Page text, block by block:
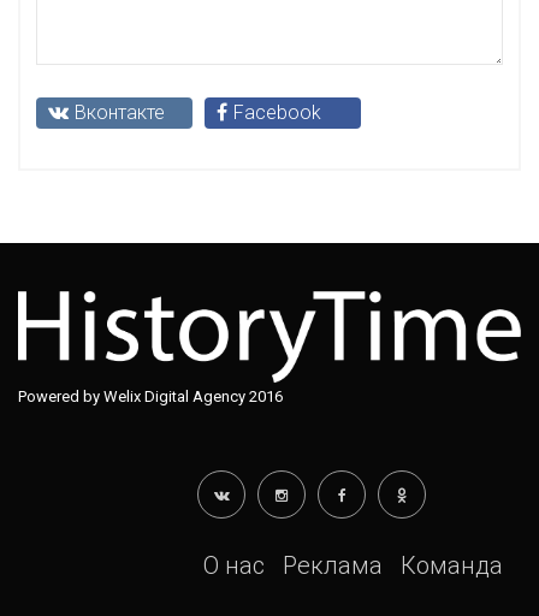
Вконтакте Facebook
Powered by Welix Digital Agency 2016
О нас Реклама Команда